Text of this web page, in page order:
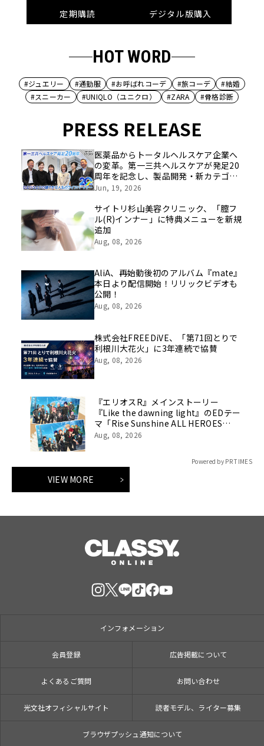
定期購読
デジタル版購入
HOT WORD
#ジュエリー #通勤服 #お呼ばれコーデ #旅コーデ
#結婚
#スニーカー
#UNIQLO（ユニクロ） #ZARA #骨格診断
PRESS RELEASE
医薬品からトータルヘルスケア企業へ
の変革。第一三共ヘルスケアが発足20
周年を記念し、製品開発・新カテゴリ
挑戦の舞台や旧社統合時のエピソード
像を公開！
Jun, 19, 2026
サイトリ杉山美容クリニック、「膣フ
ル(R)インナー」に特典メニューを新規
追加
Aug, 08, 2026
AliA、再始動後初のアルバム『mate』
本日より配信開始！リリックビデオも
公開！
Aug, 08, 2026
株式会社FREEDiVE、「第71回とりで
利根川大花火」に3年連続で協賛
Aug, 08, 2026
『エリオスR』メインストーリー
『Like the dawning light』のEDテー
マ「Rise Sunshine ALL HEROES
Ver.」がフルサイズ配信決定！
Aug, 08, 2026
Powered by PR TIMES
VIEW MORE
インフォメーション
会員登録 広告掲載について
よくあるご質問 お問い合わせ
光文社オフィシャルサイト 読者モデル、ライター募集
ブラウザプッシュ通知について